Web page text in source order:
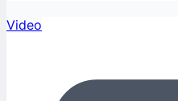
Video